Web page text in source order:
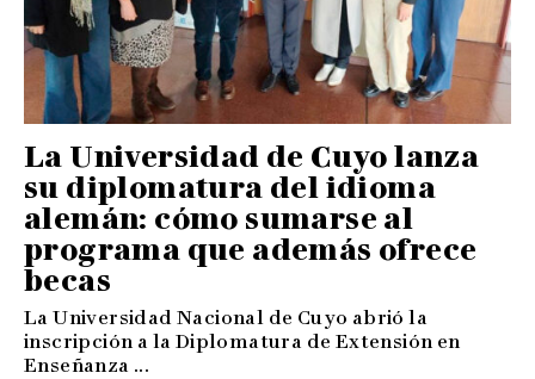
La Universidad de Cuyo lanza
su diplomatura del idioma
alemán: cómo sumarse al
programa que además ofrece
becas
La Universidad Nacional de Cuyo abrió la
inscripción a la Diplomatura de Extensión en
Enseñanza ...